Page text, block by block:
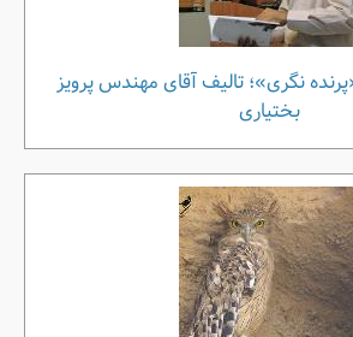
نگری»؛ تالیف آقای مهندس پرویز
بختیاری